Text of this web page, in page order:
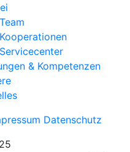
Team
Kooperationen
Servicecenter
& Kompetenzen
Datenschutz